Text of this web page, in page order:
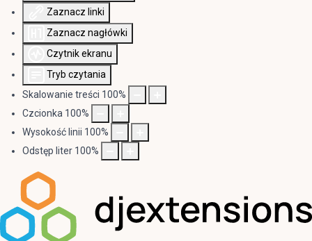
Zaznacz linki
Zaznacz nagłówki
Czytnik ekranu
Tryb czytania
Skalowanie treści 100%
Czcionka 100%
Wysokość linii 100%
Odstęp liter 100%